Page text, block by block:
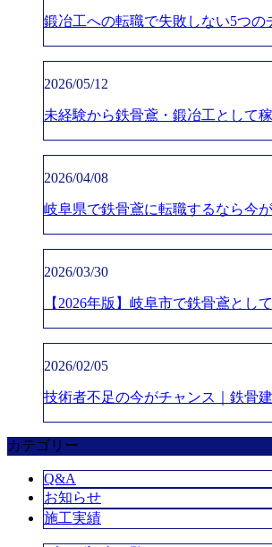
鍛冶工への転職で失敗しない5つ
2026/05/12
未経験から鉄骨鳶・鍛冶工として
2026/04/08
岐阜県で鉄骨鳶に転職するなら今
2026/03/30
【2026年版】岐阜市で鉄骨鳶と
2026/02/05
技術者不足の今がチャンス｜鉄骨
カテゴリー
Q&A
お知らせ
施工実績